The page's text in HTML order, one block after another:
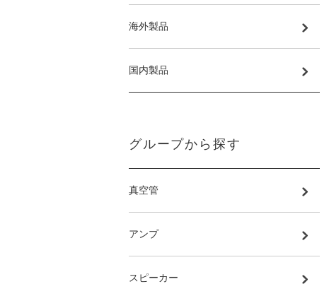
海外製品
国内製品
グループから探す
真空管
アンプ
スピーカー